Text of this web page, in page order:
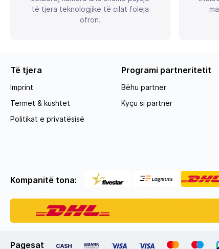
të tjera teknologjike të cilat foleja
ofron.
Të tjera
Imprint
Termet & kushtet
Politikat e privatësisë
Programi partneritetit
Bëhu partner
Kyçu si partner
Kompanitë tona:
Pagesat